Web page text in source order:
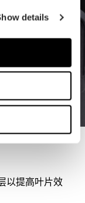
details
以提高叶片效